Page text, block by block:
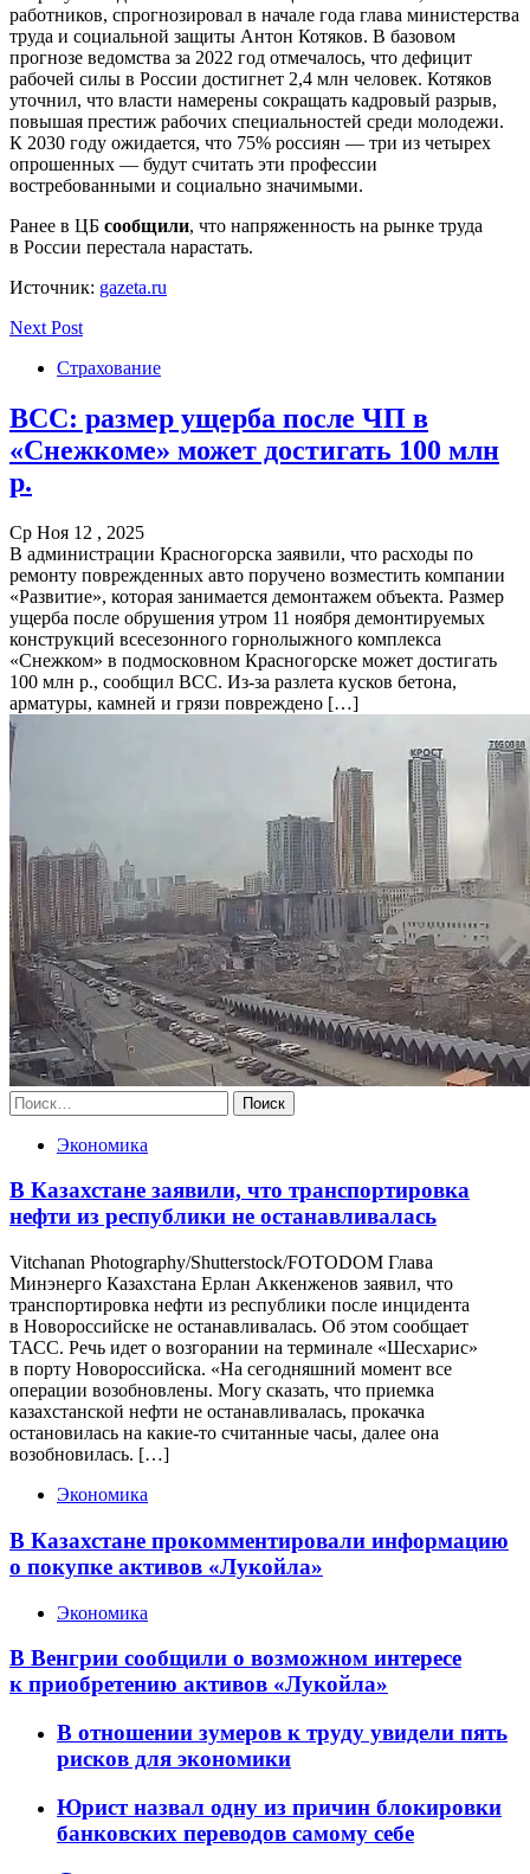
работников, спрогнозировал в начале года глава министерства
труда и социальной защиты Антон Котяков. В базовом
прогнозе ведомства за 2022 год отмечалось, что дефицит
рабочей силы в России достигнет 2,4 млн человек. Котяков
уточнил, что власти намерены сокращать кадровый разрыв,
повышая престиж рабочих специальностей среди молодежи.
К 2030 году ожидается, что 75% россиян — три из четырех
опрошенных — будут считать эти профессии
востребованными и социально значимыми.
Ранее в ЦБ сообщили, что напряженность на рынке труда
в России перестала нарастать.
Источник: gazeta.ru
Next Post
Страхование
ВСС: размер ущерба после ЧП в
«Снежкоме» может достигать 100 млн
р.
Ср Ноя 12 , 2025
В администрации Красногорска заявили, что расходы по
ремонту поврежденных авто поручено возместить компании
«Развитие», которая занимается демонтажем объекта. Размер
ущерба после обрушения утром 11 ноября демонтируемых
конструкций всесезонного горнолыжного комплекса
«Снежком» в подмосковном Красногорске может достигать
100 млн р., сообщил ВСС. Из-за разлета кусков бетона,
арматуры, камней и грязи повреждено […]
Найти:
Экономика
В Казахстане заявили, что транспортировка
нефти из республики не останавливалась
Vitchanan Photography/Shutterstock/FOTODOM Глава
Минэнерго Казахстана Ерлан Аккенженов заявил, что
транспортировка нефти из республики после инцидента
в Новороссийске не останавливалась. Об этом сообщает
ТАСС. Речь идет о возгорании на терминале «Шесхарис»
в порту Новороссийска. «На сегодняшний момент все
операции возобновлены. Могу сказать, что приемка
казахстанской нефти не останавливалась, прокачка
остановилась на какие-то считанные часы, далее она
возобновилась. […]
Экономика
В Казахстане прокомментировали информацию
о покупке активов «Лукойла»
Экономика
В Венгрии сообщили о возможном интересе
к приобретению активов «Лукойла»
В отношении зумеров к труду увидели пять
рисков для экономики
Юрист назвал одну из причин блокировки
банковских переводов самому себе